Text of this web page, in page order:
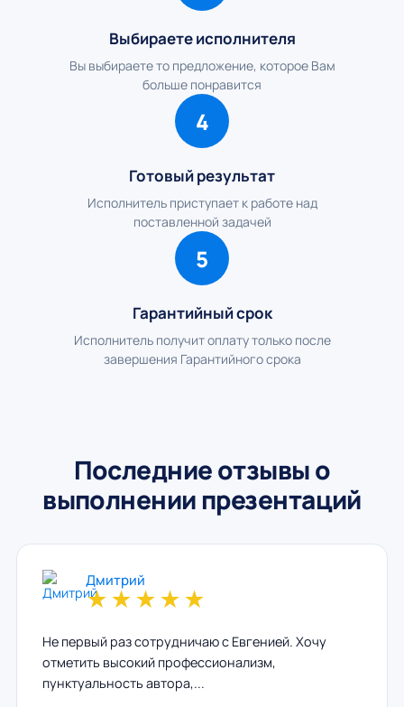
Выбираете исполнителя
Вы выбираете то предложение, которое Вам
больше понравится
4
Готовый результат
Исполнитель приступает к работе над
поставленной задачей
5
Гарантийный срок
Исполнитель получит оплату только после
завершения Гарантийного срока
Последние отзывы о
выполнении презентаций
Дмитрий
★★★★★
Не первый раз сотрудничаю с Евгенией. Хочу
отметить высокий профессионализм,
пунктуальность автора,...